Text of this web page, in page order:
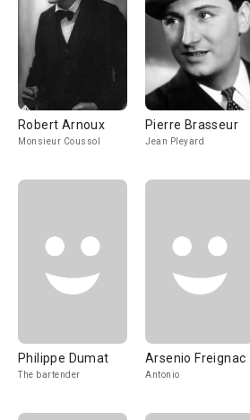
Robert Arnoux
Monsieur Coussol
Pierre Brasseur
Jean Pleyard
Philippe Dumat
The bartender
Arsenio Freignac
Antonio